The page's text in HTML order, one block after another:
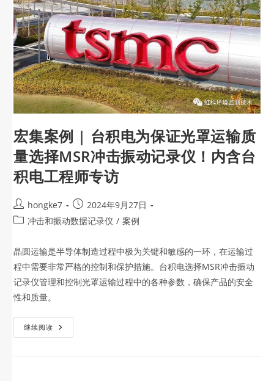
宏集案例 | 台积电为保证光罩运输质
量选择MSR冲击振动记录仪！内含台
积电工程师专访
hongke7
2024年9月27日
冲击和振动数据记录仪 / 案例
晶圆运输是半导体制造过程中极为关键和敏感的一环，在运输过
程中需要非常严格的控制和保护措施。台积电选择MSR冲击振动
记录仪管理和控制光罩运输过程中的各种参数，确保产品的安全
性和质量。
继续阅读